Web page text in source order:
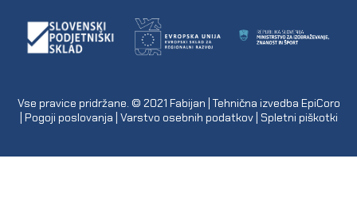
Vse pravice pridržane. © 2021 Fabijan | Tehnična izvedba EpiCoro
Pogoji poslovanja Varstvo osebnih podatkov| Spletni piškotki